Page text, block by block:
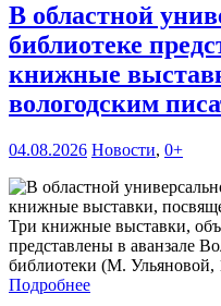
В областной
библиотеке
книжные
вологодским
04.08.2026 Новости, 0+
Три книжные выставки,
представлены в аванзале
библиотеки (М. Ульяновой,
Подробнее